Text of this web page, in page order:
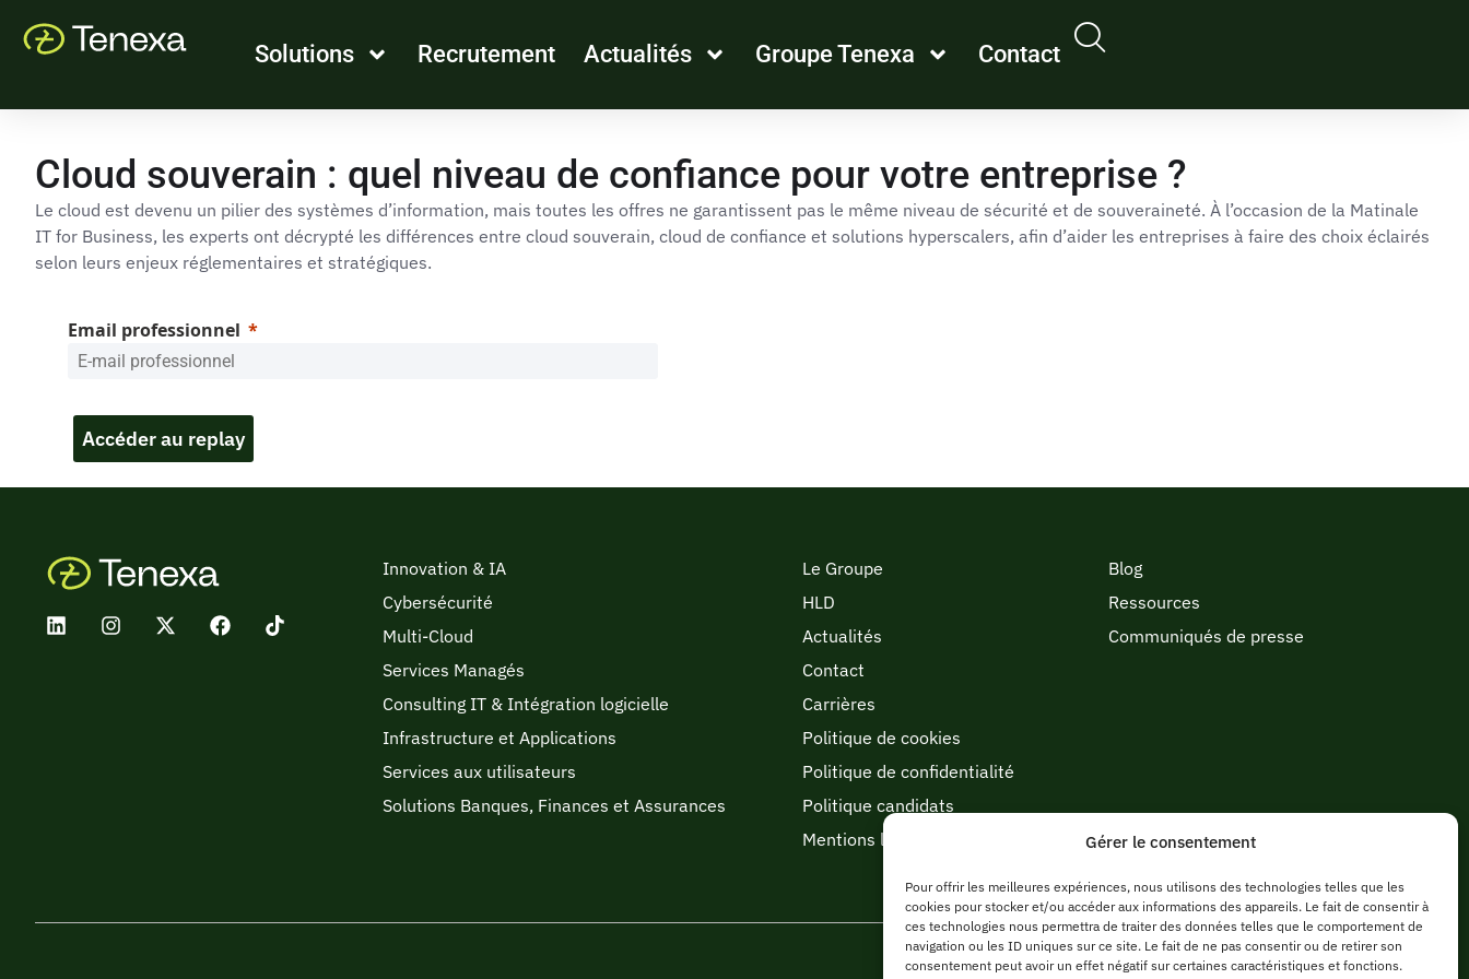
Gérer le consentement
Pour offrir les meilleures expériences, nous utilisons des technologies telles que les
cookies pour stocker et/ou accéder aux informations des appareils. Le fait de consentir à
ces technologies nous permettra de traiter des données telles que le comportement de
navigation ou les ID uniques sur ce site. Le fait de ne pas consentir ou de retirer son
consentement peut avoir un effet négatif sur certaines caractéristiques et fonctions.
Solutions Recrutement Actualités Groupe Tenexa Contact
Cloud souverain : quel niveau de confiance pour votre entreprise ?
Le cloud est devenu un pilier des systèmes d’information, mais toutes les offres ne garantissent pas le même niveau de sécurité et de souveraineté. À l’occasion de la Matinale
IT for Business, les experts ont décrypté les différences entre cloud souverain, cloud de confiance et solutions hyperscalers, afin d’aider les entreprises à faire des choix éclairés
selon leurs enjeux réglementaires et stratégiques.
Email professionnel
Accéder au replay
Innovation & IA
Cybersécurité
Multi-Cloud
Services Managés
Consulting IT & Intégration logicielle
Infrastructure et Applications
Services aux utilisateurs
Solutions Banques, Finances et Assurances
Le Groupe
HLD
Actualités
Contact
Carrières
Politique de cookies
Politique de confidentialité
Politique candidats
Mentions légales
Blog
Ressources
Communiqués de presse